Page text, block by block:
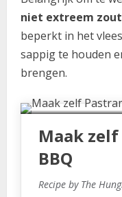
niet extreem zout
beperkt in het
sappig te houden
brengen.
Maak
BBQ
Recipe by The